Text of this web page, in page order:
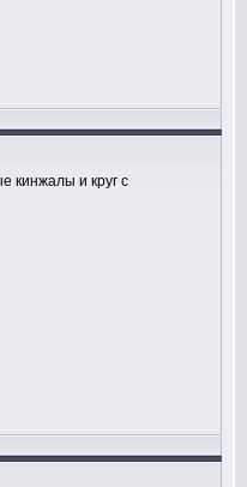
кинжалы и круг с